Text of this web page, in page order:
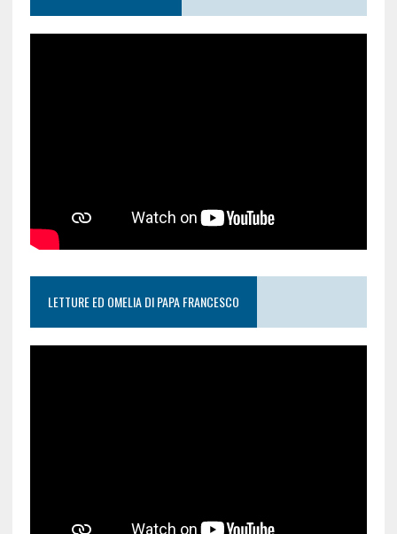
LETTURE ED OMELIA DI PAPA FRANCESCO